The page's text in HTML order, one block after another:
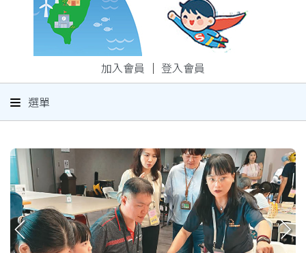
加入會員 ｜ 登入會員
選單